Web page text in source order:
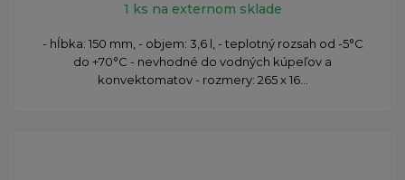
1 ks na externom sklade
- hĺbka: 150 mm, - objem: 3,6 l, - teplotný rozsah od -5°C
do +70°C - nevhodné do vodných kúpeľov a
konvektomatov - rozmery: 265 x 16...